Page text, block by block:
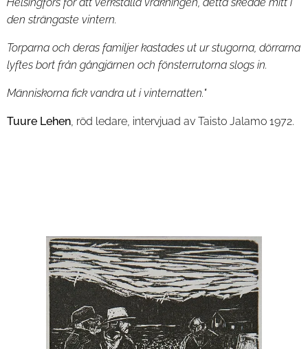
den strängaste vintern.
Torparna och deras familjer kastades ut ur stugorna, dörrarna
lyftes bort från gångjärnen och fönsterrutorna slogs in.
Människorna fick vandra ut i vinternatten."
Tuure Lehen , röd ledare, intervjuad av Taisto Jalamo 1972.